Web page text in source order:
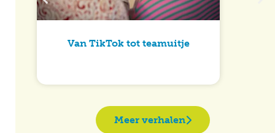
Van TikTok tot teamuitje
Meer verhalen